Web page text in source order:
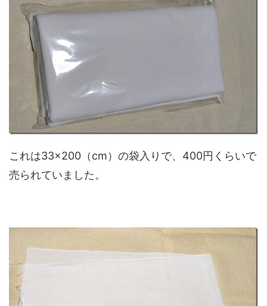
これは33×200（cm）の袋入りで、400円くらいで
売られていました。